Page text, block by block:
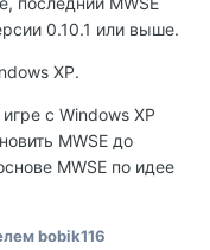
0.10.1 или выше.
XP.
с Windows XP
MWSE до
MWSE по идее
bobik116